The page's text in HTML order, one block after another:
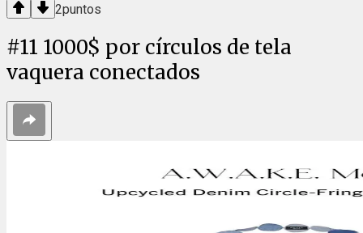
2puntos
#11 1000$ por círculos de tela
vaquera conectados